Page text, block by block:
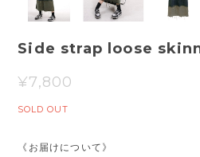
Side strap loose
¥7,800
SOLD OUT
《お届けについて》